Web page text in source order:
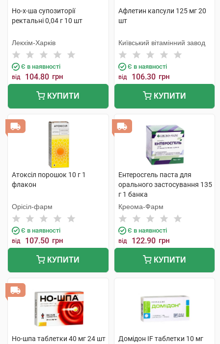
Но-х-ша супозиторії
ректальні 0,04 г 10 шт
Лекхім-Харків
Є в наявності
від 104.80 грн
КУПИТИ
Афлетин капсули 125 мг 20
шт
Київський вітамінний завод
Є в наявності
від 106.30 грн
КУПИТИ
Атоксіл порошок 10 г 1
флакон
Орісіл-фарм
Є в наявності
від 107.50 грн
КУПИТИ
Ентеросгель паста для
орального застосування 135
г 1 банка
Креома-Фарм
Є в наявності
від 122.90 грн
КУПИТИ
Но-шпа таблетки 40 мг 24 шт
Домідон IF таблетки 10 мг